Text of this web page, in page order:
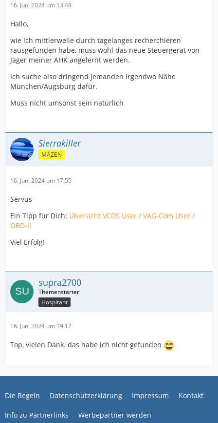
16. Juni 2024 um 13:48
Hallo,
wie ich mittlerweile durch tagelanges recherchieren
rausgefunden habe, muss wohl das neue Steuergerät von
Jäger meiner AHK angelernt werden.
Ich suche also dringend jemanden irgendwo Nähe
München/Augsburg dafür.
Muss nicht umsonst sein natürlich
Sierrakiller
MÄZEN
16. Juni 2024 um 17:55
Servus
Ein Tipp für Dich: Übersicht VCDS User / VAG-Com User /
OBD-II
Viel Erfolg!
supra2700
Hospitant
16. Juni 2024 um 19:12
Top, vielen Dank. das habe ich nicht gefunden
Die Regeln Datenschutzerklärung Impressum Kontakt
Info zu Partnerlinks Werbepartner werden